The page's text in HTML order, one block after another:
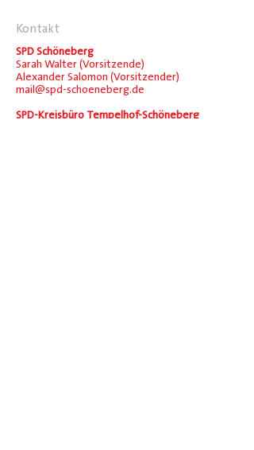
Kontakt
SPD Schöneberg
Sarah Walter (Vorsitzende)
Alexander Salomon (Vorsitzender)
mail@spd-schoeneberg.de
SPD-Kreisbüro Tempelhof-Schöneberg